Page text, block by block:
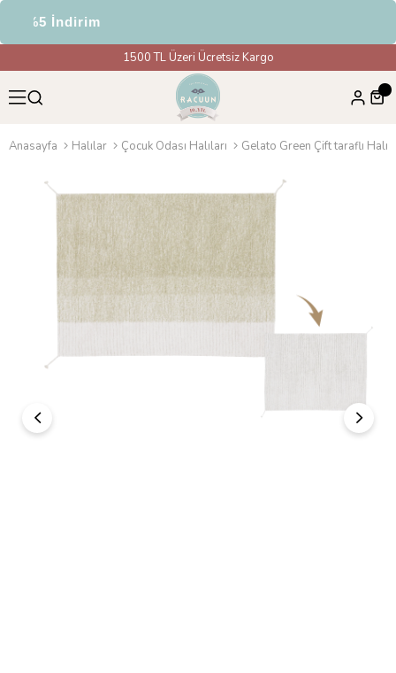
%5 İndirim
1500 TL Üzeri Ücretsiz Kargo
Anasayfa Halılar Çocuk Odası Halıları Gelato Green Çift taraflı Halı,